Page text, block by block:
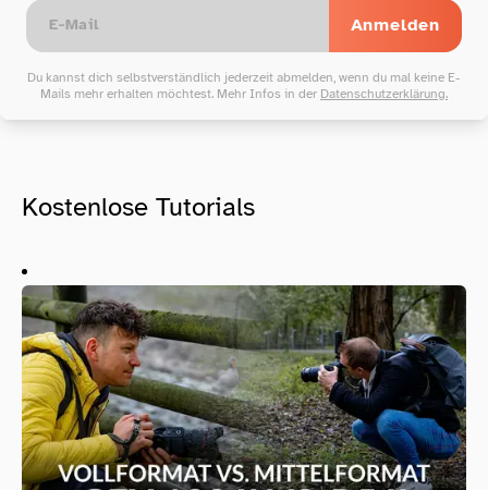
Anmelden
Du kannst dich selbstverständlich jederzeit abmelden, wenn du mal keine E-
Mails mehr erhalten möchtest. Mehr Infos in der Datenschutzerklärung.
Kostenlose Tutorials